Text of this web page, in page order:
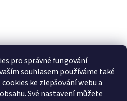
pro správné fungování
souhlasem používáme také
ke zlepšování webu a
Své nastavení můžete